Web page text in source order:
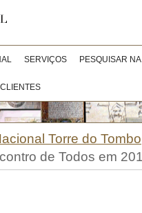
SERVIÇOS PESQUISAR
Torre do Tombo
de Todos em